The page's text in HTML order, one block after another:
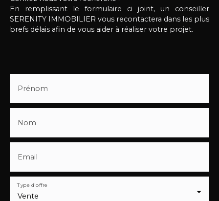
En remplissant le formulaire ci joint, un conseiller
SERENITY IMMOBILIER vous recontactera dans les plus
brefs délais afin de vous aider à réaliser votre projet.
Prénom
Nom
Email
Vente
Type d'offre